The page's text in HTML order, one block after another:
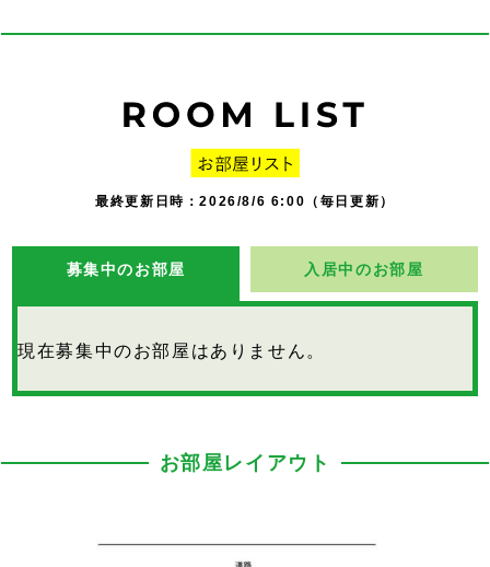
最終更新日時：2026/8/6 6:00（毎日更新）
募集中のお部屋 入居中のお部屋
現在募集中のお部屋はありません。
お部屋レイアウト